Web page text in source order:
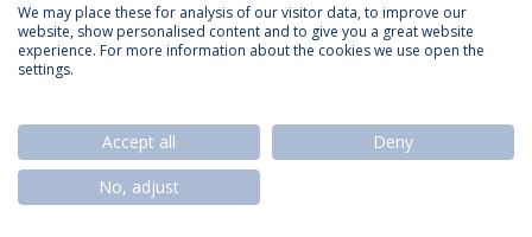
Política de Privacidade
Termos & Condições
Direitos do Titular dos Dados
© 2026 Universidade Católica Portuguesa
We may place these for analysis of our visitor data, to improve our
website, show personalised content and to give you a great website
experience. For more information about the cookies we use open the
settings.
Accept all
Deny
No, adjust